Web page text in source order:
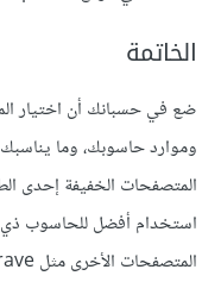
الخاتمة
ضع في حسبانك أن اختيار
وموارد حاسوبك، وما
المتصفحات الخفيفة إحدى
استخدام أفضل للحاسوب ذي